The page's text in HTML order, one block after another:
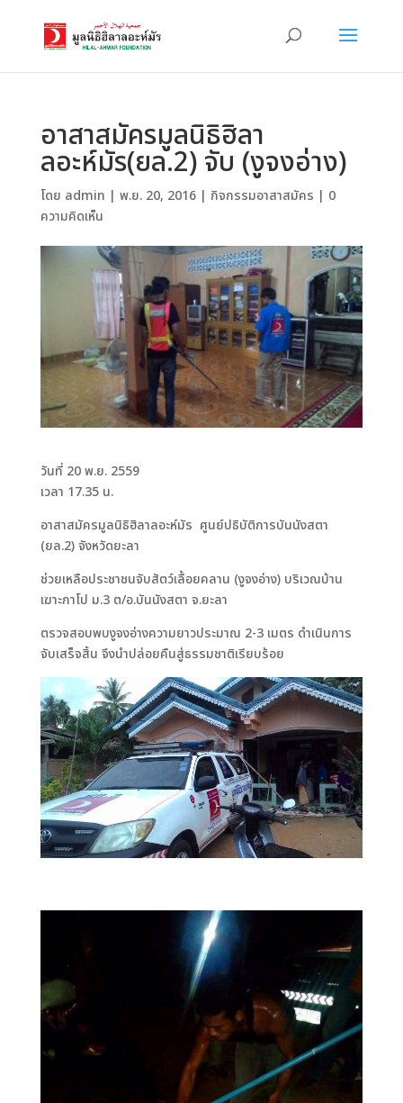
อาสาสมัครมูลนิธิฮิลา
ลอะห์มัร(ยล.2) จับ (งูจงอ่าง)
โดย admin | พ.ย. 20, 2016| กิจกรรมอาสาสมัคร | 0
ความคิดเห็น
วันที่ 20 พ.ย. 2559
เวลา 17.35 น.
อาสาสมัครมูลนิธิฮิลาลอะห์มัร ศูนย์ปธิบัติการบันนังสตา
(ยล.2) จังหวัดยะลา
ช่วยเหลือประชาชนจับสัตว์เลื้อยคลาน (งูจงอ่าง) บริเวณบ้าน
เฆาะกาโป ม.3 ต/อ.บันนังสตา จ.ยะลา
ตรวจสอบพบงูจงอ่างความยาวประมาณ 2-3 เมตร ดำเนินการ
จับเสร็จสิ้น จึงนำปล่อยคืนสู่ธรรมชาติเรียบร้อย